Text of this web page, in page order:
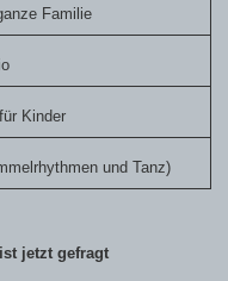
Familie
Kinder
und Tanz)
jetzt gefragt